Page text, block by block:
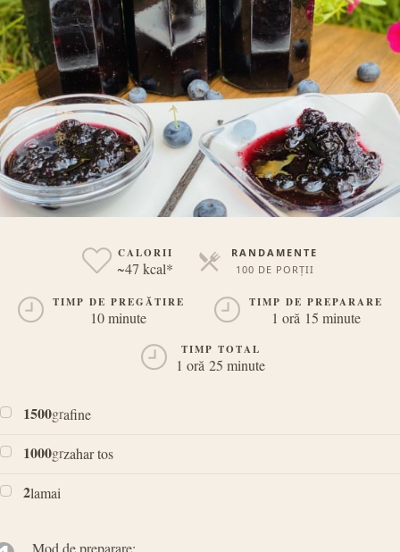
CALORII
~47 kcal*
RANDAMENTE
100 DE PORȚII
TIMP DE PREGĂTIRE
10 minute
TIMP DE PREPARARE
1 oră 15 minute
TIMP TOTAL
1 oră 25 minute
1500grafine
1000grzahar tos
2lamai